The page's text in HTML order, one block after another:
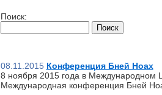
Поиск:
08.11.2015 Конференция Бней Ноах
8 ноября 2015 года в Международном
Международная конференция Бней